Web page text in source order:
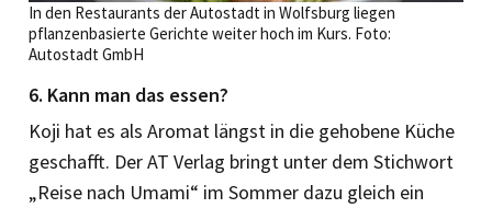
In den Restaurants der Autostadt in Wolfsburg liegen
pflanzenbasierte Gerichte weiter hoch im Kurs. Foto:
Autostadt GmbH
6. Kann man das essen?
Koji hat es als Aromat längst in die gehobene Küche
geschafft. Der AT Verlag bringt unter dem Stichwort
„Reise nach Umami“ im Sommer dazu gleich ein